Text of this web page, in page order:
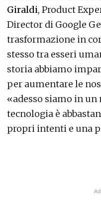
Giraldi, Product
Director di Google
trasformazione in
stesso tra esseri
storia abbiamo
per aumentare le
«adesso siamo in
tecnologia è
propri intenti e una